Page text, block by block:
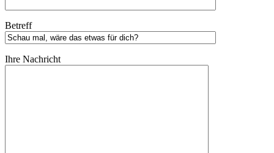
Betreff
Ihre Nachricht